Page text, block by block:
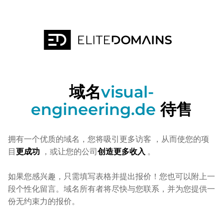
域名visual-
engineering.de 待售
拥有一个优质的域名，您将吸引更多访客 ，从而使您的项
目更成功 ，或让您的公司创造更多收入 。
如果您感兴趣，只需填写表格并提出报价！您也可以附上一
段个性化留言。域名所有者将尽快与您联系，并为您提供一
份无约束力的报价。